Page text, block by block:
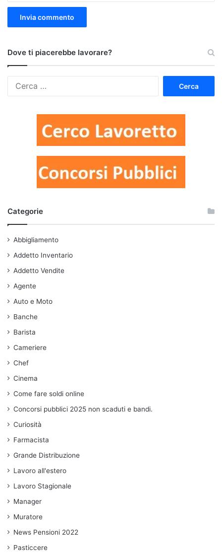
Dove ti piacerebbe lavorare?
Categorie
Abbigliamento
Addetto Inventario
Addetto Vendite
Agente
Auto e Moto
Banche
Barista
Cameriere
Chef
Cinema
Come fare soldi online
Concorsi pubblici 2025 non scaduti e bandi.
Curiosità
Farmacista
Grande Distribuzione
Lavoro all'estero
Lavoro Stagionale
Manager
Muratore
News Pensioni 2022
Pasticcere